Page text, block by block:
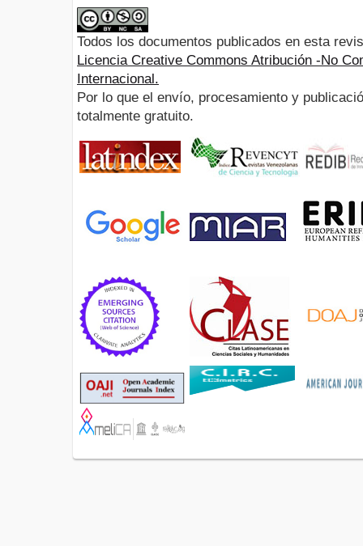
Todos los documentos publicados en esta
Licencia Creative Commons Atribución -No
Internacional.
Por lo que el envío, procesamiento y
totalmente gratuito.